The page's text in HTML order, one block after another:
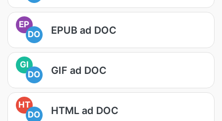
EP
DO
EPUB ad DOC
GI
DO
GIF ad DOC
HT
DO
HTML ad DOC